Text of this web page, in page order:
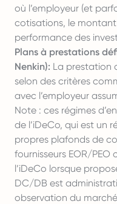
où l’employeur (et
cotisations, le
performance des
Plans à prestations
Nenkin): La prestation
selon des critères
avec l’employeur
Note : ces régimes
de l’iDeCo, qui est un
propres plafonds de
fournisseurs EOR/PEO
l’iDeCo lorsque
DC/DB est
observation du